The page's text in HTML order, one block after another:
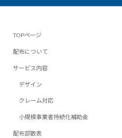
TOPページ
配布について
サービス内容
デザイン
クレーム対応
小規模事業者持続化補助金
配布部数表